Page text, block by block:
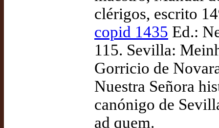
clérigos, escrito
copid 1435 Ed.:
115. Sevilla:
Gorricio de
Nuestra Señora
canónigo de
ad quem.